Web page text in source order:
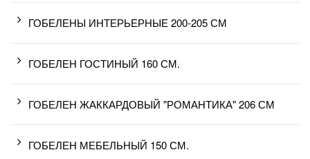
ГОБЕЛЕНЫ ИНТЕРЬЕРНЫЕ 200-205 СМ
ГОБЕЛЕН ГОСТИНЫЙ 160 СМ.
ГОБЕЛЕН ЖАККАРДОВЫЙ "РОМАНТИКА" 206 СМ
ГОБЕЛЕН МЕБЕЛЬНЫЙ 150 СМ.